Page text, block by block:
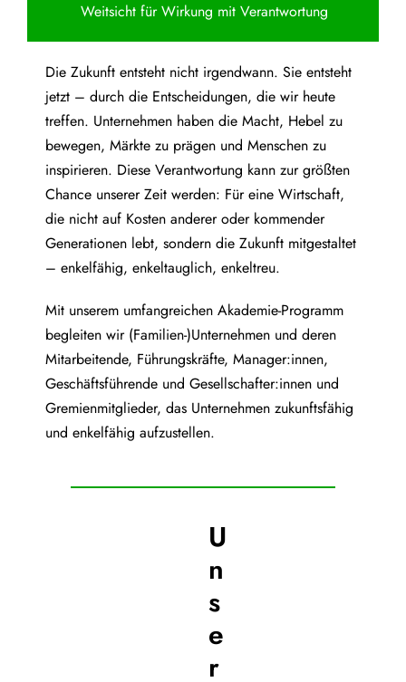
Weitsicht für Wirkung mit Verantwortung
Die Zukunft entsteht nicht irgendwann. Sie entsteht
jetzt – durch die Entscheidungen, die wir heute
treffen. Unternehmen haben die Macht, Hebel zu
bewegen, Märkte zu prägen und Menschen zu
inspirieren. Diese Verantwortung kann zur größten
Chance unserer Zeit werden: Für eine Wirtschaft,
die nicht auf Kosten anderer oder kommender
Generationen lebt, sondern die Zukunft mitgestaltet
– enkelfähig, enkeltauglich, enkeltreu.
Mit unserem umfangreichen Akademie-Programm
begleiten wir (Familien-)Unternehmen und deren
Mitarbeitende, Führungskräfte, Manager:innen,
Geschäftsführende und Gesellschafter:innen und
Gremienmitglieder, das Unternehmen zukunftsfähig
und enkelfähig aufzustellen.
U
n
s
e
r